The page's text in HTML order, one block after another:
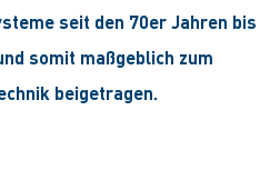
seit den 70er Jahren bis
somit maßgeblich zum
beigetragen.